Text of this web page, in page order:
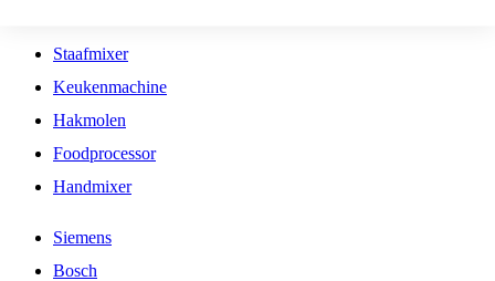
Staafmixer
Keukenmachine
Hakmolen
Foodprocessor
Handmixer
Siemens
Bosch